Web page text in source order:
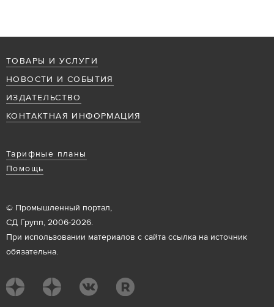
ТОВАРЫ И УСЛУГИ
НОВОСТИ И СОБЫТИЯ
ИЗДАТЕЛЬСТВО
КОНТАКТНАЯ ИНФОРМАЦИЯ
Тарифные планы
Помощь
© Промышленный портал,
СД Групп, 2006-2026.
При использовании материалов с сайта ссылка на источник
обязательна.